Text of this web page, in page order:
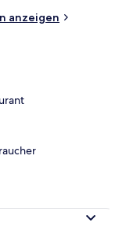
anzeigen